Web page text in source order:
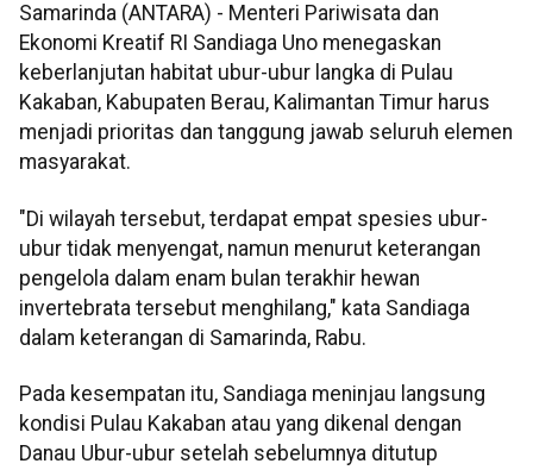
Samarinda (ANTARA) - Menteri Pariwisata dan
Ekonomi Kreatif RI Sandiaga Uno menegaskan
keberlanjutan habitat ubur-ubur langka di Pulau
Kakaban, Kabupaten Berau, Kalimantan Timur harus
menjadi prioritas dan tanggung jawab seluruh elemen
masyarakat.
"Di wilayah tersebut, terdapat empat spesies ubur-
ubur tidak menyengat, namun menurut keterangan
pengelola dalam enam bulan terakhir hewan
invertebrata tersebut menghilang," kata Sandiaga
dalam keterangan di Samarinda, Rabu.
Pada kesempatan itu, Sandiaga meninjau langsung
kondisi Pulau Kakaban atau yang dikenal dengan
Danau Ubur-ubur setelah sebelumnya ditutup